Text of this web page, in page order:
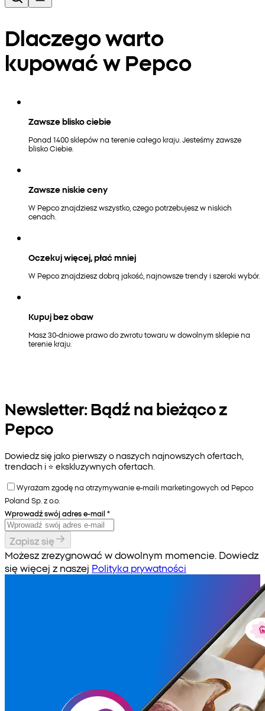
Dlaczego warto
kupować w Pepco
Zawsze blisko ciebie
Ponad 1400 sklepów na terenie całego kraju. Jesteśmy zawsze
blisko Ciebie.
Zawsze niskie ceny
W Pepco znajdziesz wszystko, czego potrzebujesz w niskich
cenach.
Oczekuj więcej, płać mniej
W Pepco znajdziesz dobrą jakość, najnowsze trendy i szeroki wybór.
Kupuj bez obaw
Masz 30-dniowe prawo do zwrotu towaru w dowolnym sklepie na
terenie kraju.
Newsletter: Bądź na bieżąco z
Pepco
Dowiedz się jako pierwszy o naszych najnowszych ofertach,
trendach i ⭐️ ekskluzywnych ofertach.
Wyrażam zgodę na otrzymywanie e-maili marketingowych od Pepco
Poland Sp. z o.o.
Wprowadź swój adres e-mail *
Zapisz się
Możesz zrezygnować w dowolnym momencie. Dowiedz
się więcej z naszej Polityka prywatności